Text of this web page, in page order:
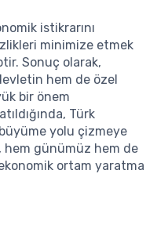
istikrarını
minimize etmek
Sonuç olarak,
hem de özel
bir önem
Türk
yolu çizmeye
hem günümüz hem de
ortam yaratma